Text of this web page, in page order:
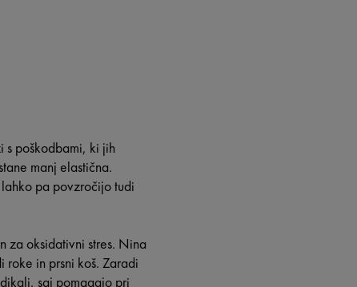
s poškodbami, ki jih
manj elastična.
pa povzročijo tudi
za oksidativni stres. Nina
in prsni koš. Zaradi
saj pomagajo pri